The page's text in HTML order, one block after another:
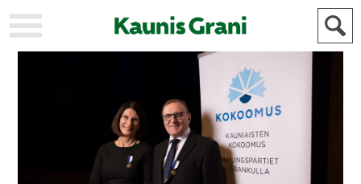
AKTUELLT
IDROTT
KULTUR
HISTORIA